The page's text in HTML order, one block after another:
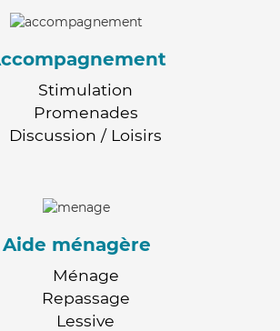
Stimulation
Promenades
Discussion / Loisirs
Aide ménagère
Ménage
Repassage
Lessive